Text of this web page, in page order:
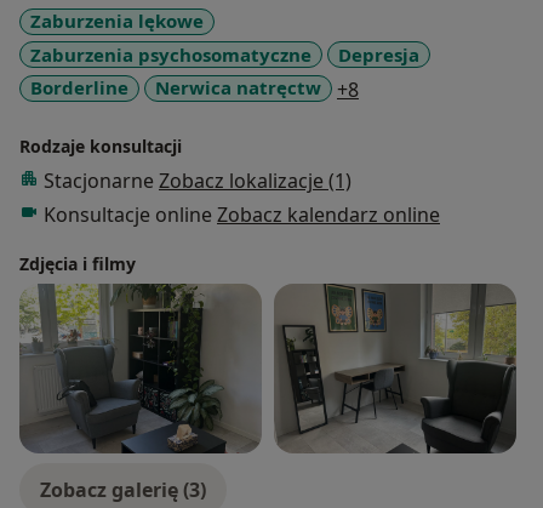
Zaburzenia lękowe
Zaburzenia psychosomatyczne
Depresja
Borderline
Nerwica natręctw +8
Rodzaje konsultacji
Stacjonarne Zobacz lokalizacje (1)
Konsultacje online Zobacz kalendarz online
Zdjęcia i filmy
Zobacz galerię (3)